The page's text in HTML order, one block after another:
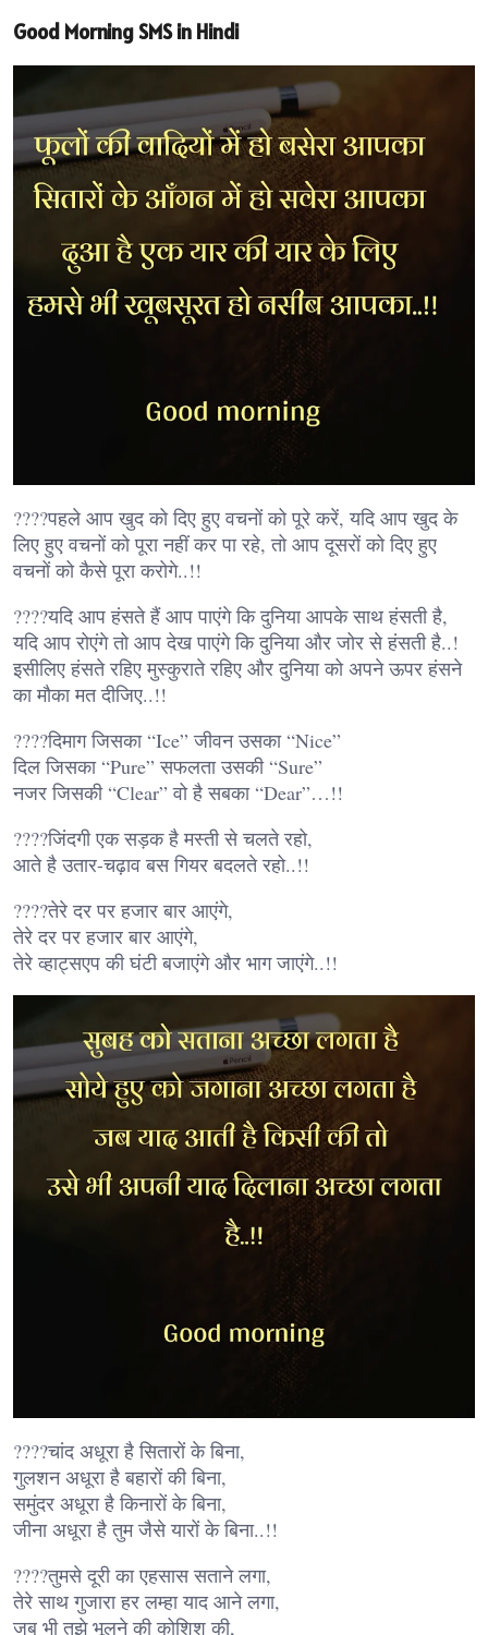
Good Morning SMS in Hindi
????पहले आप खुद को दिए हुए वचनों को पूरे करें, यदि आप खुद के
लिए हुए वचनों को पूरा नहीं कर पा रहे, तो आप दूसरों को दिए हुए
वचनों को कैसे पूरा करोगे..!!
????यदि आप हंसते हैं आप पाएंगे कि दुनिया आपके साथ हंसती है,
यदि आप रोएंगे तो आप देख पाएंगे कि दुनिया और जोर से हंसती है..!
इसीलिए हंसते रहिए मुस्कुराते रहिए और दुनिया को अपने ऊपर हंसने
का मौका मत दीजिए..!!
????दिमाग जिसका “Ice” जीवन उसका “Nice”
दिल जिसका “Pure” सफलता उसकी “Sure”
नजर जिसकी “Clear” वो है सबका “Dear”…!!
????जिंदगी एक सड़क है मस्ती से चलते रहो,
आते है उतार-चढ़ाव बस गियर बदलते रहो..!!
????तेरे दर पर हजार बार आएंगे,
तेरे दर पर हजार बार आएंगे,
तेरे व्हाट्सएप की घंटी बजाएंगे और भाग जाएंगे..!!
????चांद अधूरा है सितारों के बिना,
गुलशन अधूरा है बहारों की बिना,
समुंदर अधूरा है किनारों के बिना,
जीना अधूरा है तुम जैसे यारों के बिना..!!
????तुमसे दूरी का एहसास सताने लगा,
तेरे साथ गुजारा हर लम्हा याद आने लगा,
जब भी तुझे भूलने की कोशिश की,